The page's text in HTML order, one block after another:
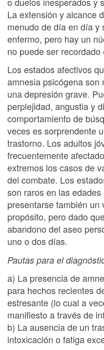
La extensión y alcance
menudo de día en día y
enfermo, pero hay un
no puede ser
Los estados afectivos
amnesia psicógena son
una depresión grave.
perplejidad, angustia y
comportamiento de
veces es sorprendente
trastorno. Los adultos
frecuentemente
extremos los casos de
del combate. Los
son raros en las
presentarse también un
propósito, pero dado
abandono del aseo
uno o dos días.
Pautas para el
a) La presencia de
para hechos recientes
estresante (lo cual a
manifiesto a través de
b) La ausencia de un
intoxicación o fatiga